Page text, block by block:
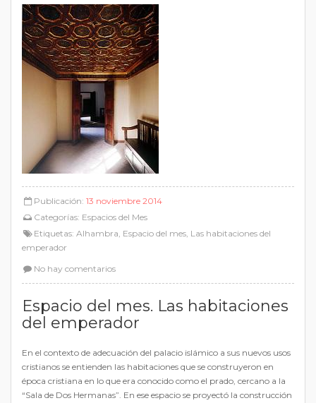
Publicación: 13 noviembre 2014
Categorías: Espacios del Mes
Etiquetas: Alhambra, Espacio del mes, Las habitaciones del
emperador
No hay comentarios
Espacio del mes. Las habitaciones
del emperador
En el contexto de adecuación del palacio islámico a sus nuevos usos
cristianos se entienden las habitaciones que se construyeron en
época cristiana en lo que era conocido como el prado, cercano a la
“Sala de Dos Hermanas”. En ese espacio se proyectó la construcción